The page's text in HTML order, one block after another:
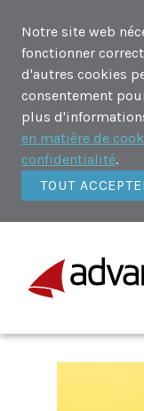
Notre site web
fonctionner
d'autres cookies
consentement
plus
en matière de
confidentialité.
TOUT